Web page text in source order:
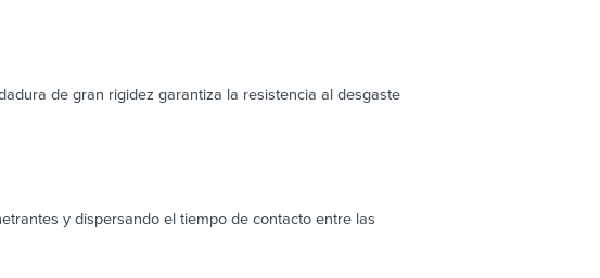
de gran rigidez garantiza la resistencia al desgaste
y dispersando el tiempo de contacto entre las